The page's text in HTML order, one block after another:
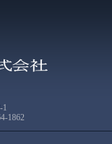
1
1862